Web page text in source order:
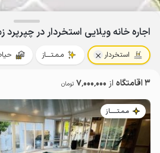
اجاره خانه ویلایی استخردار در چپرپرد
استخردار مـمـتــــاز
3 اقامتگاه از 7٬000٬000 تومان
مـمـتــــــاز